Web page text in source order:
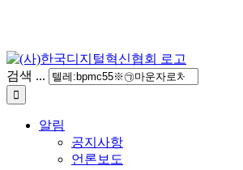
검색 ...
알림
공지사항
언론보도